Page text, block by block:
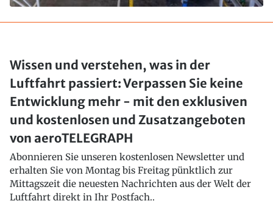
Wissen und verstehen, was in der
Luftfahrt passiert: Verpassen Sie keine
Entwicklung mehr - mit den exklusiven
und kostenlosen und Zusatzangeboten
von aeroTELEGRAPH
Abonnieren Sie unseren kostenlosen Newsletter und
erhalten Sie von Montag bis Freitag pünktlich zur
Mittagszeit die neuesten Nachrichten aus der Welt der
Luftfahrt direkt in Ihr Postfach..